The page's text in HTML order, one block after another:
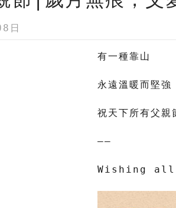
日
有一種靠山
永遠溫暖而堅強
祝天下所有父親
——
Wishing